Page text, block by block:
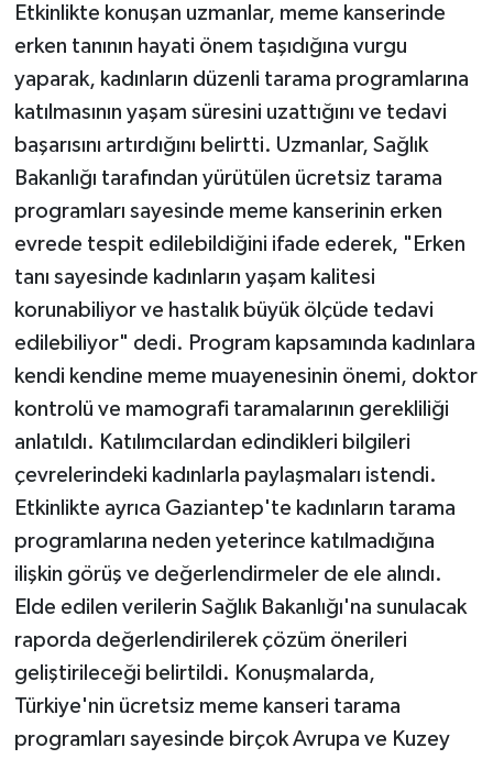
Etkinlikte konuşan uzmanlar, meme kanserinde
erken tanının hayati önem taşıdığına vurgu
yaparak, kadınların düzenli tarama programlarına
katılmasının yaşam süresini uzattığını ve tedavi
başarısını artırdığını belirtti. Uzmanlar, Sağlık
Bakanlığı tarafından yürütülen ücretsiz tarama
programları sayesinde meme kanserinin erken
evrede tespit edilebildiğini ifade ederek, "Erken
tanı sayesinde kadınların yaşam kalitesi
korunabiliyor ve hastalık büyük ölçüde tedavi
edilebiliyor" dedi. Program kapsamında kadınlara
kendi kendine meme muayenesinin önemi, doktor
kontrolü ve mamografi taramalarının gerekliliği
anlatıldı. Katılımcılardan edindikleri bilgileri
çevrelerindeki kadınlarla paylaşmaları istendi.
Etkinlikte ayrıca Gaziantep'te kadınların tarama
programlarına neden yeterince katılmadığına
ilişkin görüş ve değerlendirmeler de ele alındı.
Elde edilen verilerin Sağlık Bakanlığı'na sunulacak
raporda değerlendirilerek çözüm önerileri
geliştirileceği belirtildi. Konuşmalarda,
Türkiye'nin ücretsiz meme kanseri tarama
programları sayesinde birçok Avrupa ve Kuzey